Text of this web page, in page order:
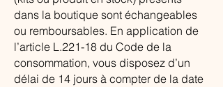
dans la boutique sont échangeables
ou remboursables. En application de
l’article L.221-18 du Code de la
consommation, vous disposez d’un
délai de 14 jours à compter de la date